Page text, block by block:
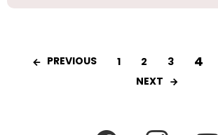
PREVIOUS 1 2 3 4
NEXT
facebook instagram